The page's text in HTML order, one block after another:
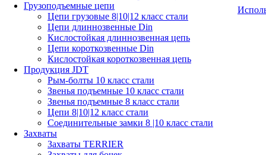
Грузоподъемные цепи
Цепи грузовые 8|10|12 класс стали
Цепи длиннозвенные Din
Кислостойкая длиннозвенная цепь
Цепи короткозвенные Din
Кислостойкая короткозвенная цепь
Продукция JDT
Рым-болты 10 класс стали
Звенья подъемные 10 класс стали
Звенья подъемные 8 класс стали
Цепи 8|10|12 класс стали
Соединительные замки 8 |10 класс стали
Захваты
Захваты TERRIER